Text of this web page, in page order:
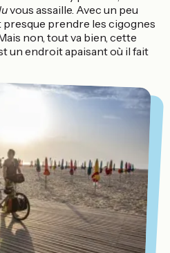
vous assaille. Avec un peu
presque prendre les cigognes
non, tout va bien, cette
un endroit apaisant où il fait